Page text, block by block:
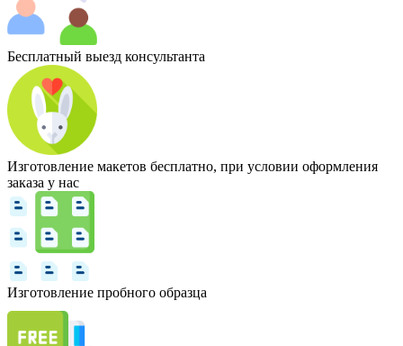
Бесплатный выезд консультанта
Изготовление макетов бесплатно, при условии оформления
заказа у нас
Изготовление пробного образца